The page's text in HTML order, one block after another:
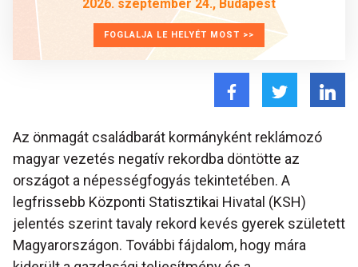
2026. szeptember 24., Budapest
FOGLALJA LE HELYÉT MOST >>
Az önmagát családbarát kormányként reklámozó
magyar vezetés negatív rekordba döntötte az
országot a népességfogyás tekintetében. A
legfrissebb Központi Statisztikai Hivatal (KSH)
jelentés szerint tavaly rekord kevés gyerek született
Magyarországon. További fájdalom, hogy mára